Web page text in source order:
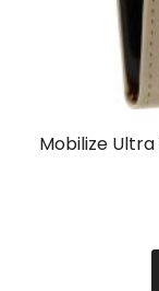
Mobilize Ultra